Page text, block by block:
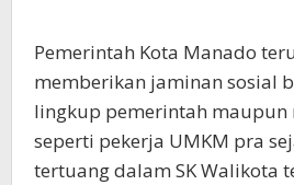
Pemerintah Kota Manado
memberikan jaminan sosial
lingkup pemerintah maupun
seperti pekerja UMKM pra
tertuang dalam SK Walikota